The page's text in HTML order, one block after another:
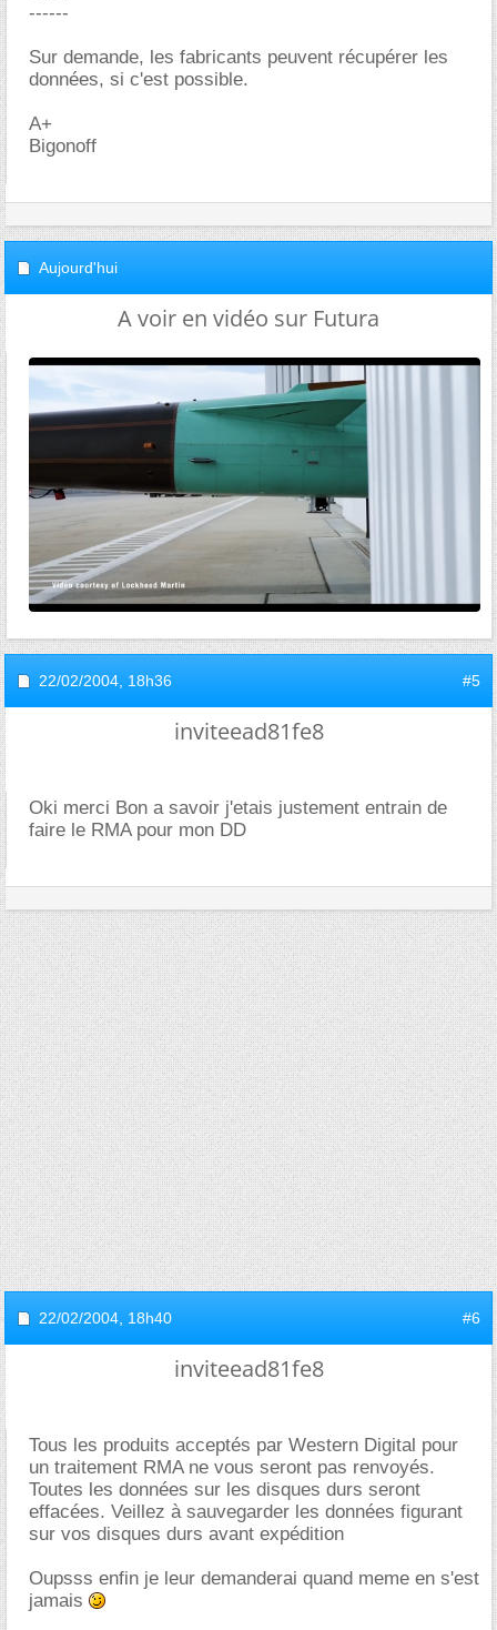
------
Sur demande, les fabricants peuvent récupérer les
données, si c'est possible.
A+
Bigonoff
Aujourd'hui
A voir en vidéo sur Futura
22/02/2004, 18h36 #5
inviteead81fe8
Oki merci Bon a savoir j'etais justement entrain de
faire le RMA pour mon DD
22/02/2004, 18h40 #6
inviteead81fe8
Tous les produits acceptés par Western Digital pour
un traitement RMA ne vous seront pas renvoyés.
Toutes les données sur les disques durs seront
effacées. Veillez à sauvegarder les données figurant
sur vos disques durs avant expédition
Oupsss enfin je leur demanderai quand meme en s'est
jamais